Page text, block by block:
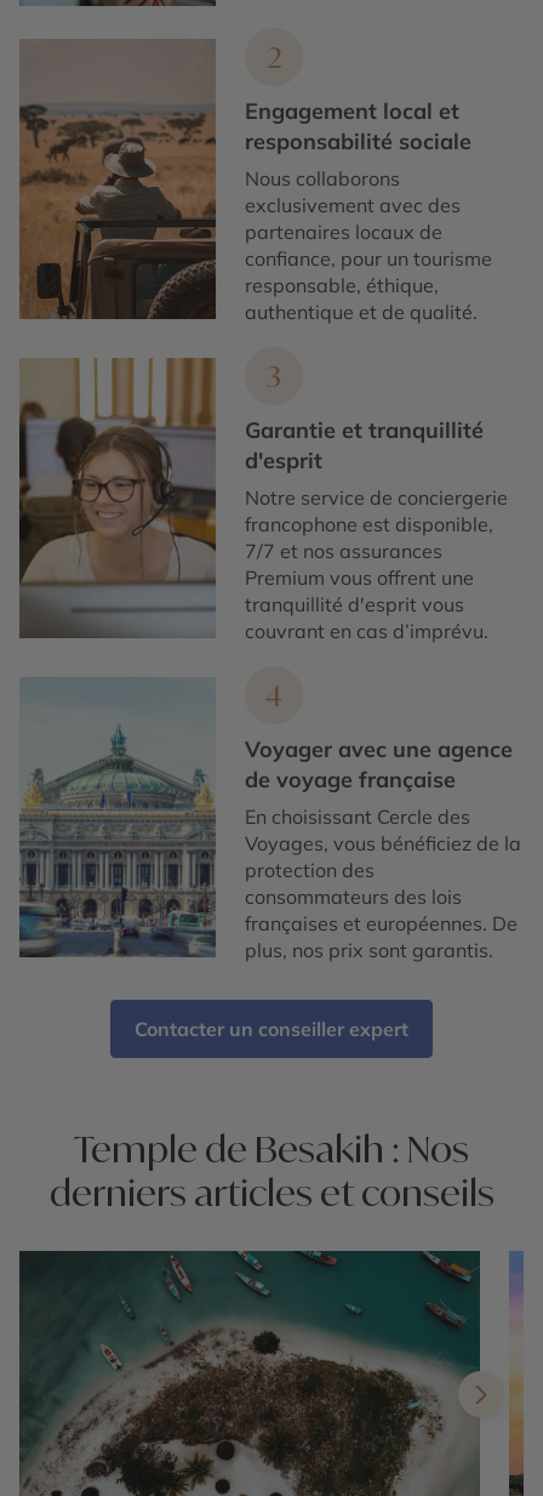
2
Engagement local et
responsabilité sociale
Nous collaborons
exclusivement avec des
partenaires locaux de
confiance, pour un tourisme
responsable, éthique,
authentique et de qualité.
3
Garantie et tranquillité
d'esprit
Notre service de conciergerie
francophone est disponible,
7/7 et nos assurances
Premium vous offrent une
tranquillité d'esprit vous
couvrant en cas d’imprévu.
4
Voyager avec une agence
de voyage française
En choisissant Cercle des
Voyages, vous bénéficiez de la
protection des
consommateurs des lois
françaises et européennes. De
plus, nos prix sont garantis.
Contacter un conseiller expert
Temple de Besakih : Nos
derniers articles et conseils